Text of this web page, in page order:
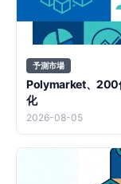
予測市場
Polymarket、200
化
2026-08-05